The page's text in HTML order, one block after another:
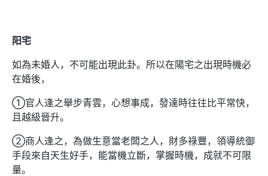
阳宅
如為未婚人，不可能出現此卦。所以在陽宅之出現時機必
在婚後，
①官人逢之舉步青雲，心想事成，發達時往往比平常快，
且越級晉升。
②商人逢之，為做生意當老闆之人，財多祿豐，領導統御
手段來自天生好手，能當機立斷，掌握時機，成就不可限
量。